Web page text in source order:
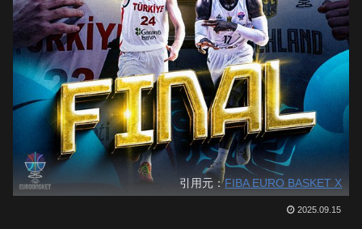
引用元：FIBA EURO BASKET X
2025.09.15